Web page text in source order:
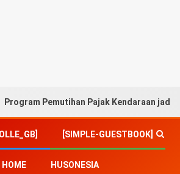
Program Pemutihan Pajak Kendaraan jadi
[SIMPLE-GUESTBOOK]
HOME HUSONESIA